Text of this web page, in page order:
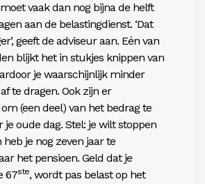
vaak dan nog bijna de helft
aan de belastingdienst. ‘Dat
geeft de adviseur aan. Eén van
blijkt het in stukjes knippen van
je waarschijnlijk minder
te dragen. Ook zijn er
(een deel) van het bedrag te
je oude dag. Stel: je wilt stoppen
heb je nog zeven jaar te
het pensioen. Geld dat je
67ste, wordt pas belast op het